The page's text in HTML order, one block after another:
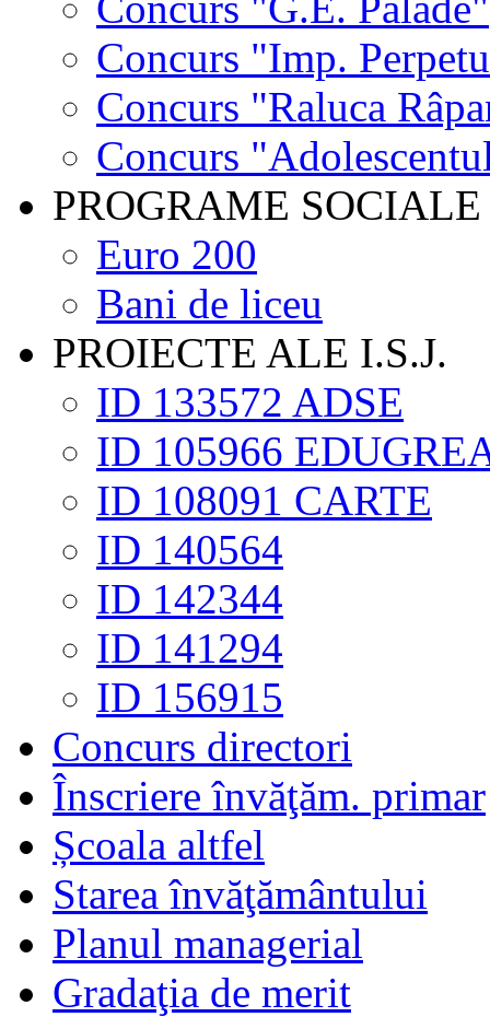
Concurs "Imp.
Concurs "Raluca
Concurs
PROGRAME SOCIALE
Euro 200
Bani de liceu
PROIECTE ALE I.S.J.
ID 133572 ADSE
ID 105966
ID 108091 CARTE
ID 140564
ID 142344
ID 141294
ID 156915
Concurs directori
Înscriere învăţăm. primar
Școala altfel
Starea învăţământului
Planul managerial
Gradaţia de merit